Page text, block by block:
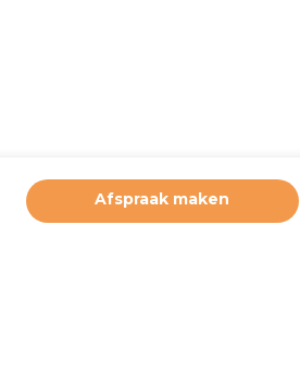
Afspraak maken